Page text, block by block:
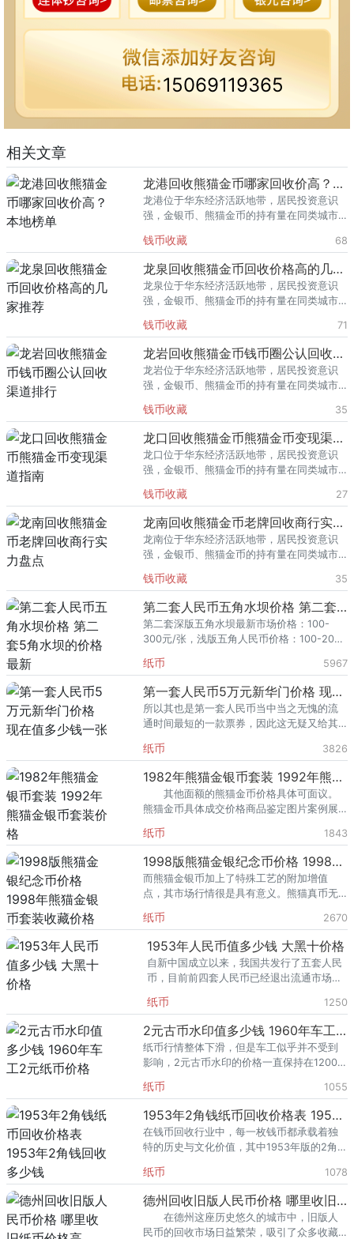
15069119365
相关文章
龙港回收熊猫金币哪家回收价高？本地榜单
龙港位于华东经济活跃地带，居民投资意识
强，金银币、熊猫金币的持有量在同类城市
熊猫金币的需求就明显升温，但鱼龙混杂的
回收渠道里，能精准识别版别溢
钱币收藏 68
龙泉回收熊猫金币回收价格高的几家推荐
龙泉位于华东经济活跃地带，居民投资意识
强，金银币、熊猫金币的持有量在同类城市
熊猫金币的需求就明显升温，但鱼龙混杂的
回收渠道里，能精准识别版别溢
钱币收藏 71
龙岩回收熊猫金币钱币圈公认回收渠道排行
龙岩位于华东经济活跃地带，居民投资意识
强，金银币、熊猫金币的持有量在同类城市
熊猫金币的需求就明显升温，但鱼龙混杂的
回收渠道里，能精准识别版别溢
钱币收藏 35
龙口回收熊猫金币熊猫金币变现渠道指南
龙口位于华东经济活跃地带，居民投资意识
强，金银币、熊猫金币的持有量在同类城市
熊猫金币的需求就明显升温，但鱼龙混杂的
回收渠道里，能精准识别版别溢
钱币收藏 27
龙南回收熊猫金币老牌回收商行实力盘点
龙南位于华东经济活跃地带，居民投资意识
强，金银币、熊猫金币的持有量在同类城市
熊猫金币的需求就明显升温，但鱼龙混杂的
回收渠道里，能精准识别版别溢
钱币收藏 35
第二套人民币五角水坝价格 第二套5角水坝的价格最新
第二套深版五角水坝最新市场价格：100-
300元/张，浅版五角人民币价格：100-200
当然了这个也是要看五角纸币的品相。内容
由爱藏网收集发布。
纸币 5967
第一套人民币5万元新华门价格 现在值多少钱一张
所以其也是第一套人民币当中当之无愧的流
通时间最短的一款票券，因此这无疑又给其
纸币 3826
1982年熊猫金银币套装 1992年熊猫金银币套装价格
其他面额的熊猫金币价格具体可面议。
熊猫金币具体成交价格商品鉴定图片案例展
时变化，我们要具体变化具体咨询和鉴定！
纸币 1843
1998版熊猫金银纪念币价格 1998年熊猫金银币套装收藏价格
而熊猫金银币加上了特殊工艺的附加增值
点，其市场行情很是具有意义。熊猫真币无
陷，眼珠突出。而假熊猫银币的眼睛处没有
这些明显的起伏。
纸币 2670
1953年人民币值多少钱 大黑十价格
自新中国成立以来，我国共发行了五套人民
币，目前前四套人民币已经退出流通市场，
爱好者抢购，价格甚至相比其本身面值翻了
数十、数百倍，而第四套人民币
纸币 1250
2元古币水印值多少钱 1960年车工2元纸币价格
纸币行情整体下滑，但是车工似乎并不受到
影响，2元古币水印的价格一直保持在1200-
元车工纸币有两个版本，分别是有不同水印
的，这一个就是
纸币 1055
1953年2角钱纸币回收价格表 1953年2角钱回收多少钱
在钱币回收行业中，每一枚钱币都承载着独
特的历史与文化价值，其中1953年版的2角人
民币1953年2角纸币该纸币相对来说发行数量
较少，历史可追溯
纸币 1078
德州回收旧版人民币价格 哪里收旧纸币价格高
在德州这座历史悠久的城市中，旧版人
民币的回收市场日益繁荣，吸引了众多收藏